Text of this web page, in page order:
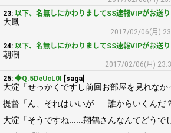
23: 以下、名無しにかわりましてSS速報VIPがお送
大鳳
2017/02/06(月)
24: 以下、名無しにかわりましてSS速報VIPがお送
朝潮
2017/02/06(月)
25: ◆Q.5DeUcL0I [saga]
大淀「せっかくですし前回お部屋を見れなか
提督「ん、それはいいが......誰からいくんだ？
大淀「そうですね......翔鶴さんなんてどうで